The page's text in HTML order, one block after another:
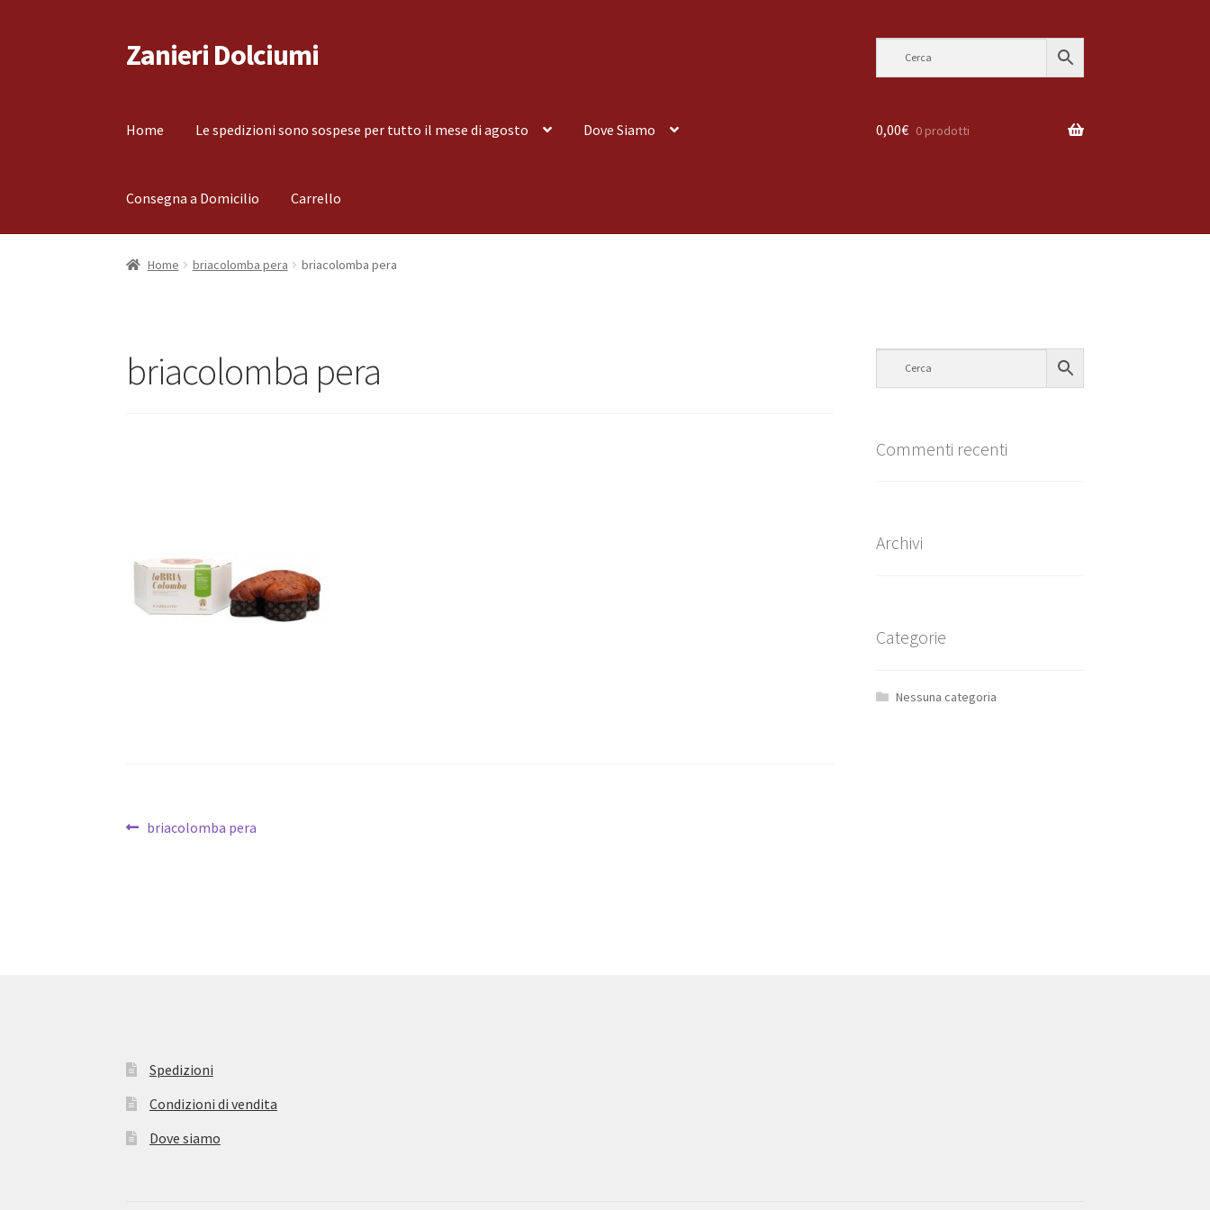
Vai
alla
Vai
al
Zanieri Dolciumi
Home Le spedizioni sono sospese per tutto il mese di agosto Dove Siamo
Consegna a Domicilio Carrello
Home Carrello Cassa Condizioni di vendita
0,00€ 0 prodotti
Home briacolomba pera briacolomba pera
briacolomba pera
Navigazione
Articolo
briacolomba pera
Commenti recenti
Archivi
Categorie
Nessuna categoria
Spedizioni
Condizioni di vendita
Dove siamo